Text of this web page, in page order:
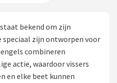
bekend om zijn
speciaal zijn ontworpen voor
combineren
actie, waardoor vissers
en elke beet kunnen